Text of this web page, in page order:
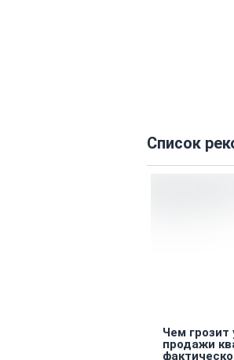
Список
Чем грозит
продажи